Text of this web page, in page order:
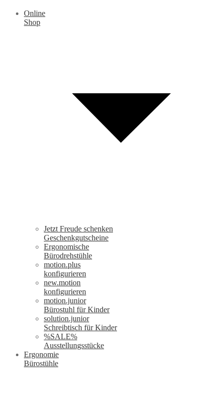
Online
Shop
Jetzt Freude schenken
Geschenkgutscheine
Ergonomische
Bürodrehstühle
motion.plus
konfigurieren
new.motion
konfigurieren
motion.junior
Bürostuhl für Kinder
solution.junior
Schreibtisch für Kinder
%SALE%
Ausstellungsstücke
Ergonomie
Bürostühle